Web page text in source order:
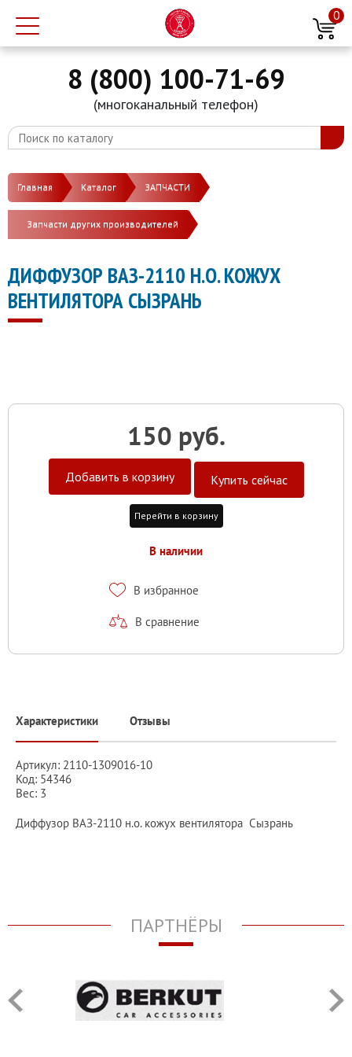
0
8 (800) 100-71-69
(многоканальный телефон)
Главная Каталог ЗАПЧАСТИ
Запчасти других производителей
ДИФФУЗОР ВАЗ-2110 Н.О. КОЖУХ
ВЕНТИЛЯТОРА СЫЗРАНЬ
150 руб.
Добавить в корзину Купить сейчас
Перейти в корзину
В наличии
В избранное
В сравнение
Характеристики Отзывы
Артикул: 2110-1309016-10
Код: 54346
Вес: 3
Диффузор ВАЗ-2110 н.о. кожух вентилятора Сызрань
ПАРТНЁРЫ